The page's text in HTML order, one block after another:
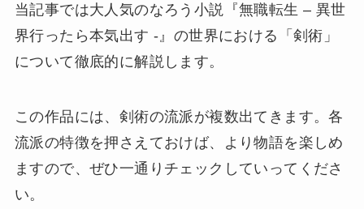
当記事では大人気のなろう小説『無職転生 – 異世
界行ったら本気出す -』の世界における「剣術」
について徹底的に解説します。
この作品には、剣術の流派が複数出てきます。各
流派の特徴を押さえておけば、より物語を楽しめ
ますので、ぜひ一通りチェックしていってくださ
い。